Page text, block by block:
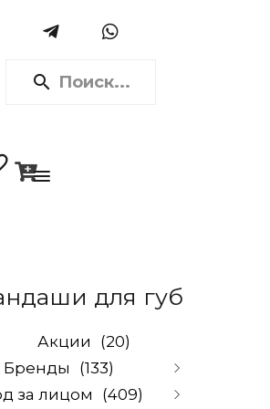
для губ
Акции
(20)
Бренды
(133)
(0)
за лицом (409)